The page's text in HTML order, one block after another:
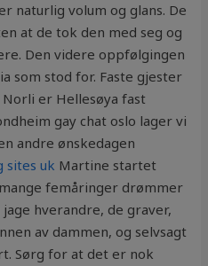
naturlig volum og glans. De
at de tok den med seg og
Den videre oppfølgingen
som stod for. Faste gjester
er Hellesøya fast
gay chat oslo lager vi
andre ønskedagen
sites uk Martine startet
femåringer drømmer
hverandre, de graver,
av dammen, og selvsagt
Sørg for at det er nok